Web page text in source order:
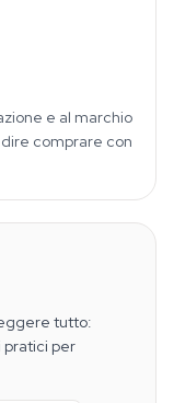
e al marchio
comprare con
tutto:
per